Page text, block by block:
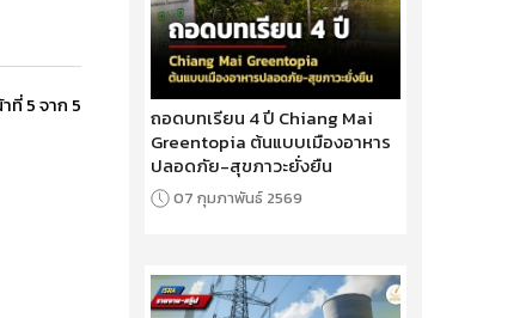
ที่ 5 จาก 5
ถอดบทเรียน 4 ปี Chiang Mai
Greentopia ต้นแบบเมืองอาหาร
ปลอดภัย-สุขภาวะยั่งยืน
07 กุมภาพันธ์ 2569